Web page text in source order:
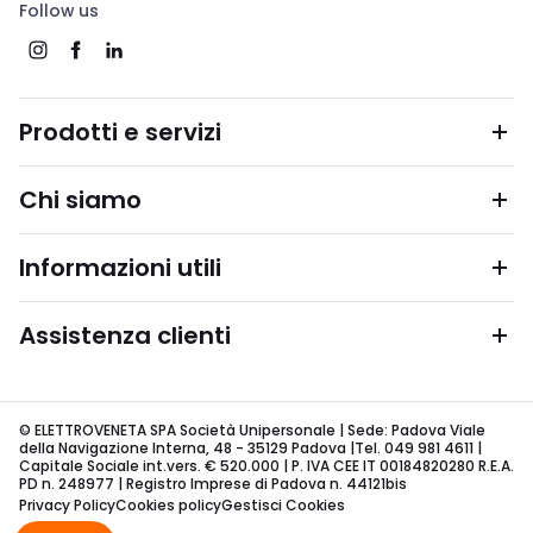
Follow us
Prodotti e servizi
Chi siamo
Informazioni utili
Assistenza clienti
© ELETTROVENETA SPA Società Unipersonale | Sede: Padova Viale
della Navigazione Interna, 48 - 35129 Padova |Tel. 049 981 4611 |
Capitale Sociale int.vers. € 520.000 | P. IVA CEE IT 00184820280 R.E.A.
PD n. 248977 | Registro Imprese di Padova n. 44121bis
Privacy PolicyCookies policyGestisci Cookies